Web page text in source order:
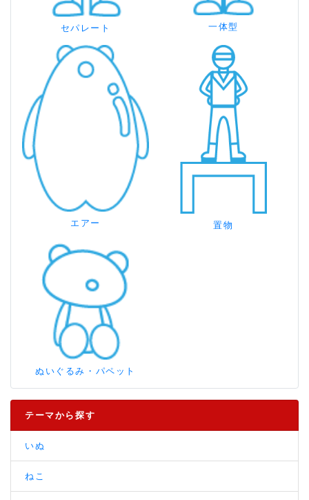
セパレート 一体型
エアー 置物
ぬいぐるみ・パペット
テーマから探す
いぬ
ねこ